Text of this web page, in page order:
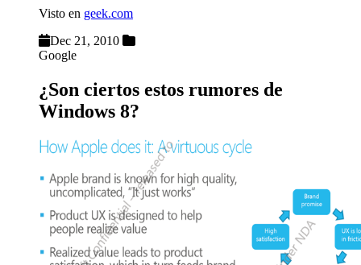
Visto en geek.com
Dec 21, 2010
Google
¿Son ciertos estos rumores de
Windows 8?